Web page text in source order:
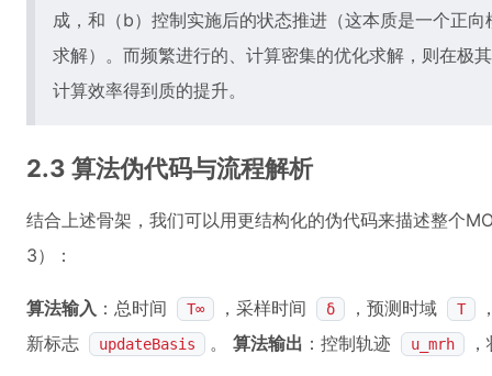
成，和（b）控制实施后的状态推进（这本质是一个正
求解）。而频繁进行的、计算密集的优化求解，则在极
计算效率得到质的提升。
2.3 算法伪代码与流程解析
结合上述骨架，我们可以用更结构化的伪代码来描述整个
3）：
算法输入 ：总时间 T∞ ，采样时间 δ ，预测时域 T
新标志
updateBasis 。 算法输出 ：控制轨迹 u_mrh